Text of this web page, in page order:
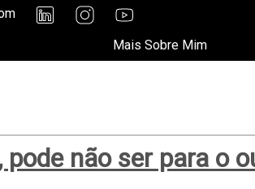
Mais Sobre Mim
pode não ser para o